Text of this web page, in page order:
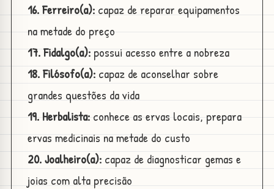
16. Ferreiro(a):capaz de reparar equipamentos
na metade do preço
17. Fidalgo(a):possui acesso entre a nobreza
18. Filósofo(a):capaz de aconselhar sobre
grandes questões da vida
19. Herbalista:conhece as ervas locais, prepara
ervas medicinais na metade do custo
20. Joalheiro(a):capaz de diagnosticar gemas e
joias com alta precisão